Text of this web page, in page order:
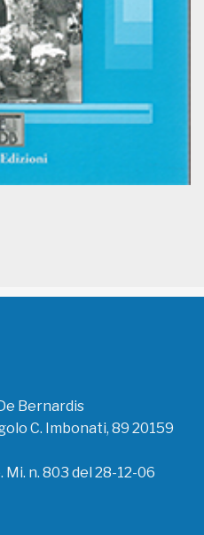
Bernardis
C. Imbonati, 89 20159
Mi. n. 803 del 28-12-06